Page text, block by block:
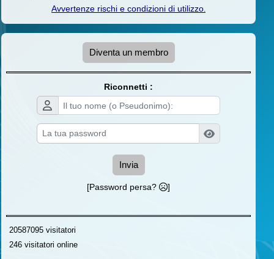
Avvertenze rischi e condizioni di utilizzo.
Diventa un membro
Riconnetti :
Invia
[Password persa? ]
20587095 visitatori
246 visitatori online